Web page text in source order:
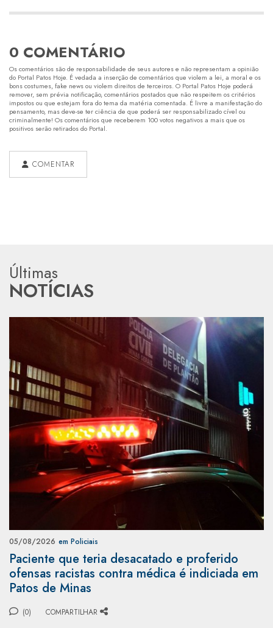
0 COMENTÁRIO
Os comentários são de responsabilidade de seus autores e não representam a opinião
do Portal Patos Hoje. É vedada a inserção de comentários que violem a lei, a moral e os
bons costumes, fake news ou violem direitos de terceiros. O Portal Patos Hoje poderá
remover, sem prévia notificação, comentários postados que não respeitem os critérios
impostos ou que estejam fora do tema da matéria comentada. É livre a manifestação do
pensamento, mas deve-se ter ciência de que poderá ser responsabilizado cível ou
criminalmente! Os comentários que receberem 100 votos negativos a mais que os
positivos serão retirados do Portal.
COMENTAR
Últimas
NOTÍCIAS
05/08/2026 em Policiais
Paciente que teria desacatado e proferido
ofensas racistas contra médica é indiciada em
Patos de Minas
(0) COMPARTILHAR